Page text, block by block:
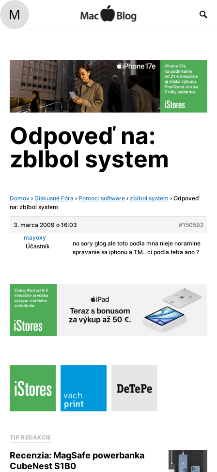
Odpoveď na:
zblbol system
Domov › Diskusné Fóra › Pomoc: software › zblbol system › Odpoveď
na: zblbol system
3. marca 2009 o 16:03
#150592
mayoxy
Účastník
no sory glog ale toto podla mna nieje noramlne
spravanie sa iphonu a TM.. ci podla teba ano ?
TIP REDAKCIE
Recenzia: MagSafe powerbanka
CubeNest S1B0